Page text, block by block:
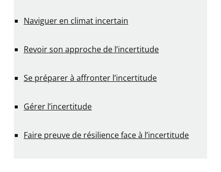
Naviguer en climat incertain
Revoir son approche de l’incertitude
Se préparer à affronter l’incertitude
Gérer l’incertitude
Faire preuve de résilience face à l’incertitude